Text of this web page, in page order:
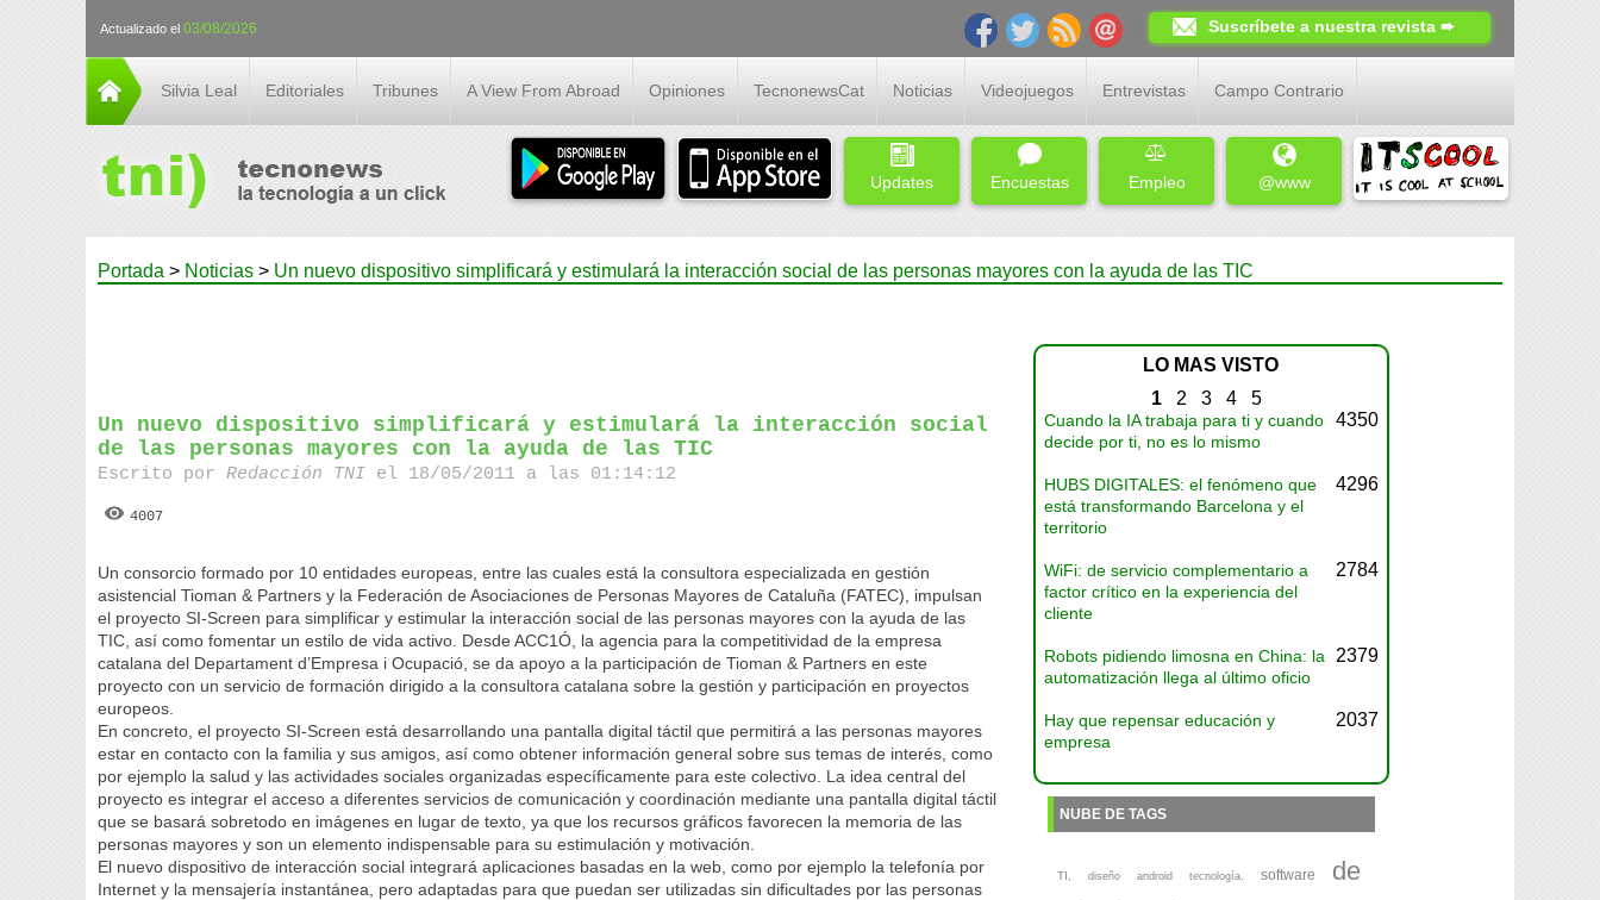
Actualizado el 03/08/2026 Suscríbete a nuestra revista ➨
Silvia Leal Editoriales Tribunes A View From Abroad Opiniones TecnonewsCat Noticias Videojuegos Entrevistas Campo Contrario
Updates Encuestas Empleo @www
Portada > Noticias > Un nuevo dispositivo simplificará y estimulará la interacción social de las personas mayores con la ayuda de las TIC
Un nuevo dispositivo simplificará y estimulará la interacción social
de las personas mayores con la ayuda de las TIC
Escrito porRedacción TNI el 18/05/2011 a las 01:14:12
4007
Un consorcio formado por 10 entidades europeas, entre las cuales está la consultora especializada en gestión
asistencial Tioman & Partners y la Federación de Asociaciones de Personas Mayores de Cataluña (FATEC), impulsan
el proyecto SI-Screen para simplificar y estimular la interacción social de las personas mayores con la ayuda de las
TIC, así como fomentar un estilo de vida activo. Desde ACC1Ó, la agencia para la competitividad de la empresa
catalana del Departament d’Empresa i Ocupació, se da apoyo a la participación de Tioman & Partners en este
proyecto con un servicio de formación dirigido a la consultora catalana sobre la gestión y participación en proyectos
europeos.
En concreto, el proyecto SI-Screen está desarrollando una pantalla digital táctil que permitirá a las personas mayores
estar en contacto con la familia y sus amigos, así como obtener información general sobre sus temas de interés, como
por ejemplo la salud y las actividades sociales organizadas específicamente para este colectivo. La idea central del
proyecto es integrar el acceso a diferentes servicios de comunicación y coordinación mediante una pantalla digital táctil
que se basará sobretodo en imágenes en lugar de texto, ya que los recursos gráficos favorecen la memoria de las
personas mayores y son un elemento indispensable para su estimulación y motivación.
El nuevo dispositivo de interacción social integrará aplicaciones basadas en la web, como por ejemplo la telefonía por
Internet y la mensajería instantánea, pero adaptadas para que puedan ser utilizadas sin dificultades por las personas
LO MAS VISTO
1 2 3 4 5
Cuando la IA trabaja para ti y cuando
decide por ti, no es lo mismo
4350
HUBS DIGITALES: el fenómeno que
está transformando Barcelona y el
territorio
4296
WiFi: de servicio complementario a
factor crítico en la experiencia del
cliente
2784
Robots pidiendo limosna en China: la
automatización llega al último oficio
2379
Hay que repensar educación y
empresa
2037
NUBE DE TAGS
TI, diseño android tecnología, software de